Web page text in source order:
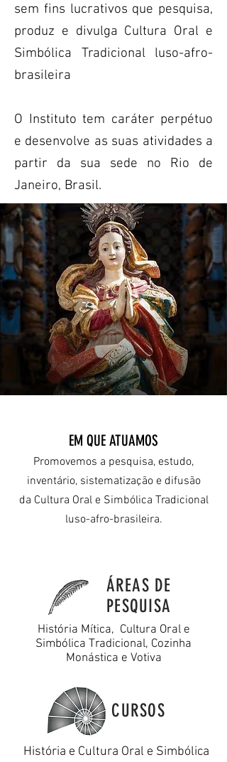
sem fins lucrativos que pesquisa,
produz e divulga Cultura Oral e
Simbólica Tradicional luso-afro-
brasileira
O Instituto tem caráter perpétuo
e desenvolve as suas atividades a
partir da sua sede no Rio de
Janeiro, Brasil.
EM QUE ATUAMOS
Promovemos a pesquisa, estudo,
inventário, sistematização e difusão
da Cultura Oral e Simbólica Tradicional
luso-afro-brasileira.
ÁREAS DE
PESQUISA
História Mítica, Cultura Oral e
Simbólica Tradicional, Cozinha
Monástica e Votiva
CURSOS
História e Cultura Oral e Simbólica